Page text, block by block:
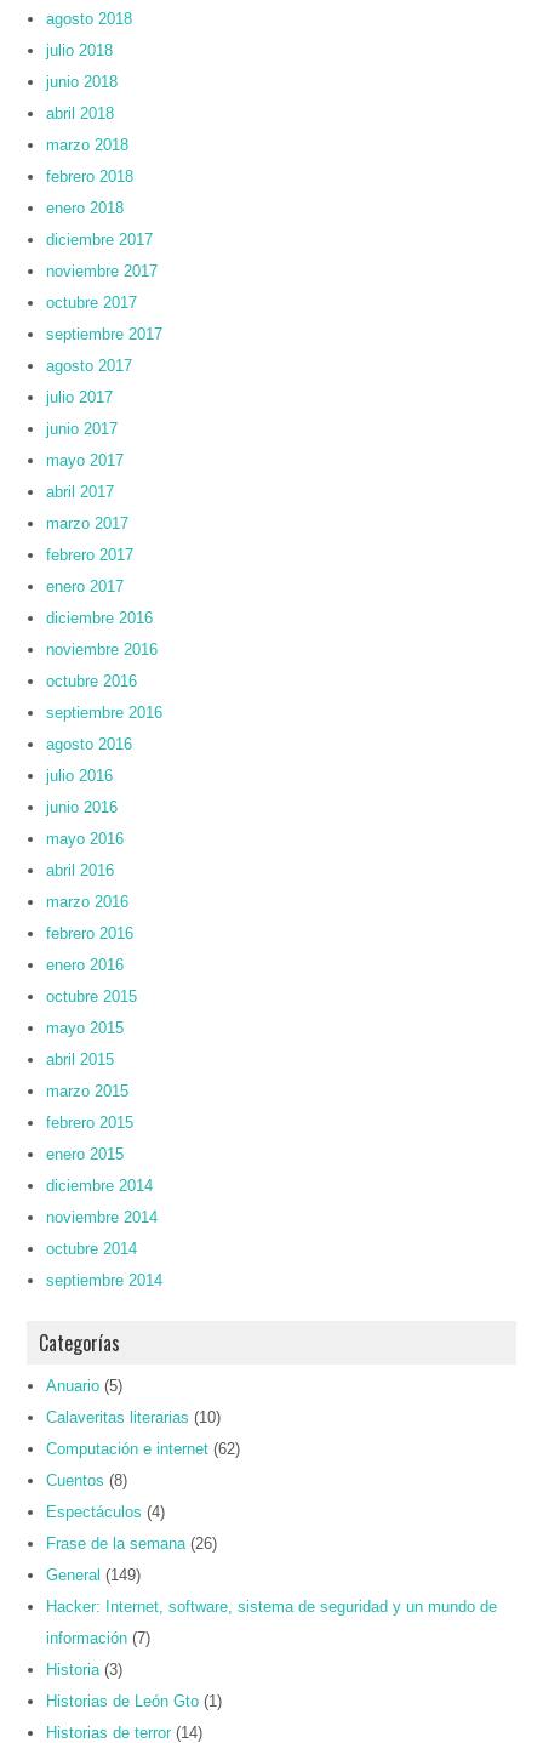
agosto 2018
julio 2018
junio 2018
abril 2018
marzo 2018
febrero 2018
enero 2018
diciembre 2017
noviembre 2017
octubre 2017
septiembre 2017
agosto 2017
julio 2017
junio 2017
mayo 2017
abril 2017
marzo 2017
febrero 2017
enero 2017
diciembre 2016
noviembre 2016
octubre 2016
septiembre 2016
agosto 2016
julio 2016
junio 2016
mayo 2016
abril 2016
marzo 2016
febrero 2016
enero 2016
octubre 2015
mayo 2015
abril 2015
marzo 2015
febrero 2015
enero 2015
diciembre 2014
noviembre 2014
octubre 2014
septiembre 2014
Categorías
Anuario (5)
Calaveritas literarias (10)
Computación e internet (62)
Cuentos (8)
Espectáculos (4)
Frase de la semana (26)
General (149)
Hacker: Internet, software, sistema de seguridad y un mundo de
información (7)
Historia (3)
Historias de León Gto (1)
Historias de terror (14)